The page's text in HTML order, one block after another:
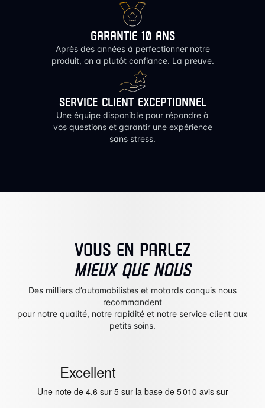
GARANTIE 10 ANS
Après des années à perfectionner notre
produit, on a plutôt confiance. La preuve.
SERVICE CLIENT EXCEPTIONNEL
Une équipe disponible pour répondre à
vos questions et garantir une expérience
sans stress.
VOUS EN PARLEZ
MIEUX QUE NOUS
Des milliers d’automobilistes et motards conquis nous
recommandent
pour notre qualité, notre rapidité et notre service client aux
petits soins.